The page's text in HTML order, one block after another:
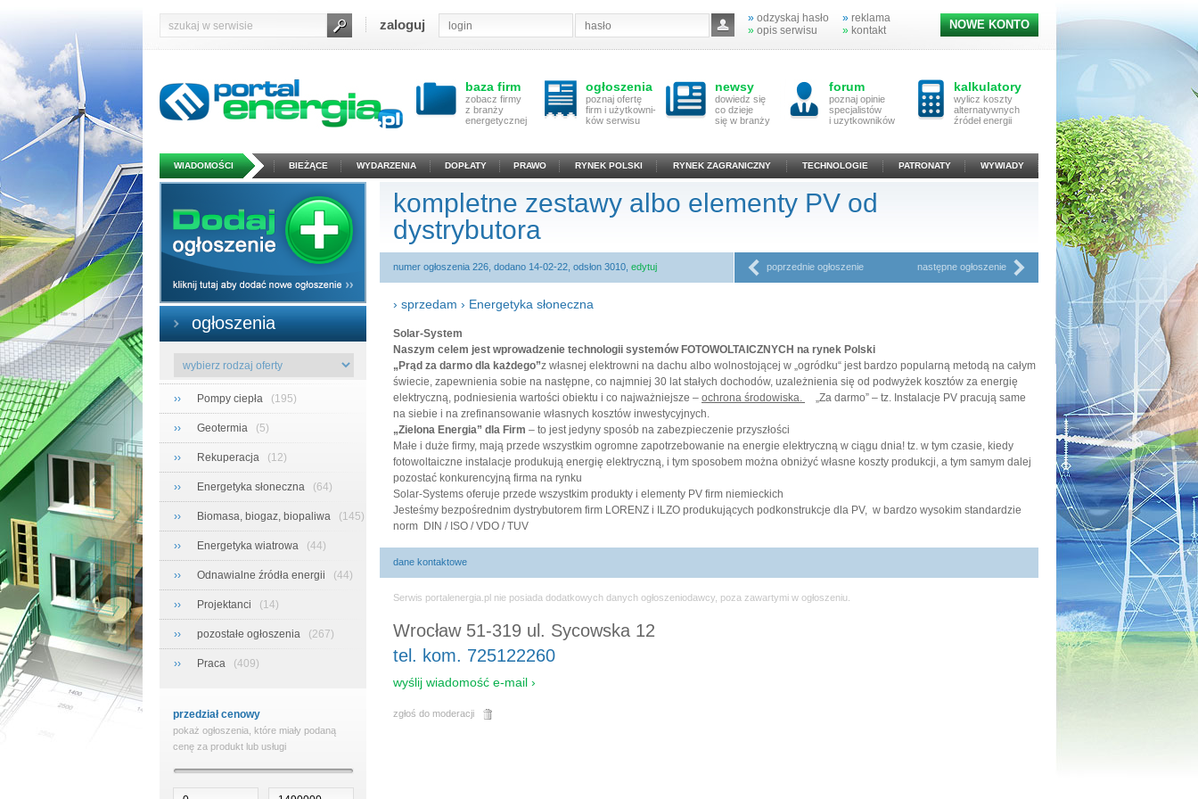
zaloguj » odzyskaj hasło
» opis serwisu
» reklama
» kontakt NOWE KONTO
baza firm
zobacz firmy
z branży
energetycznej
ogłoszenia
poznaj ofertę
firm i użytkowni-
ków serwisu
newsy
dowiedz się
co dzieje
się w branży
forum
poznaj opinie
specjalistów
i uzytkowników
kalkulatory
wylicz koszty
alternatywnych
źródeł energii
WIADOMOŚCI BIEŻĄCE WYDARZENIA DOPŁATY PRAWO RYNEK POLSKI RYNEK ZAGRANICZNY TECHNOLOGIE PATRONATY WYWIADY
ogłoszenia
›› Pompy ciepła (195)
›› Geotermia (5)
›› Rekuperacja (12)
›› Energetyka słoneczna (64)
›› Biomasa, biogaz, biopaliwa (145)
›› Energetyka wiatrowa (44)
›› Odnawialne źródła energii (44)
›› Projektanci (14)
›› pozostałe ogłoszenia (267)
›› Praca (409)
przedział cenowy
pokaż ogłoszenia, które miały podaną
cenę za produkt lub usługi
kompletne zestawy albo elementy PV od
dystrybutora
numer ogłoszenia 226, dodano 14-02-22, odsłon 3010, edytuj poprzednie ogłoszenie następne ogłoszenie
› sprzedam › Energetyka słoneczna
Solar-System
Naszym celem jest wprowadzenie technologii systemów FOTOWOLTAICZNYCH na rynek Polski
„Prąd za darmo dla każdego”z własnej elektrowni na dachu albo wolnostojącej w „ogródku“ jest bardzo popularną metodą na całym
świecie, zapewnienia sobie na następne, co najmniej 30 lat stałych dochodów, uzależnienia się od podwyżek kosztów za energię
elektryczną, podniesienia wartości obiektu i co najważniejsze – ochrona środowiska.
„Za darmo” – tz. Instalacje PV pracują same
na siebie i na zrefinansowanie własnych kosztów inwestycyjnych.
„Zielona Energia” dla Firm – to jest jedyny sposób na zabezpieczenie przyszłości
Małe i duże firmy, mają przede wszystkim ogromne zapotrzebowanie na energie elektryczną w ciągu dnia! tz. w tym czasie, kiedy
fotowoltaiczne instalacje produkują energię elektryczną, i tym sposobem można obniżyć własne koszty produkcji, a tym samym dalej
pozostać konkurencyjną firma na rynku
Solar-Systems oferuje przede wszystkim produkty i elementy PV firm niemieckich
Jesteśmy bezpośrednim dystrybutorem firm LORENZ i ILZO produkujących podkonstrukcje dla PV, w bardzo wysokim standardzie
norm DIN / ISO / VDO / TUV
dane kontaktowe
Serwis portalenergia.pl nie posiada dodatkowych danych ogłoszeniodawcy, poza zawartymi w ogłoszeniu.
Wrocław 51-319 ul. Sycowska 12
tel. kom. 725122260
wyślij wiadomość e-mail ›
zgłoś do moderacji